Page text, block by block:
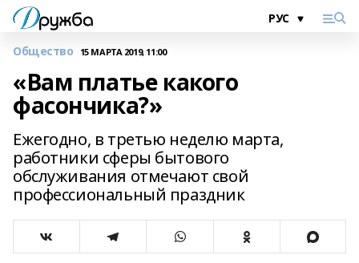
Общество 15 МАРТА 2019, 11:00
«Вам платье какого
фасончика?»
Ежегодно, в третью неделю марта,
работники сферы бытового
обслуживания отмечают свой
профессиональный праздник